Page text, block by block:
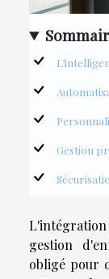
Gestion
gestion
obligé pour